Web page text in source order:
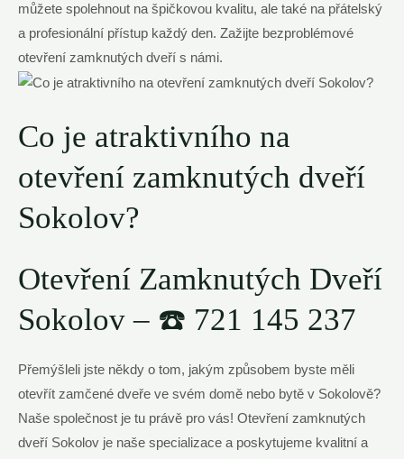
můžete spolehnout na špičkovou kvalitu, ale také na přátelský
a profesionální přístup každý den. Zažijte bezproblémové
otevření zamknutých dveří s námi.
Co je atraktivního na
otevření zamknutých dveří
Sokolov?
Otevření Zamknutých Dveří
Sokolov – ☎️ 721 145 237
Přemýšleli jste někdy o tom, jakým způsobem byste měli
otevřít zamčené dveře ve svém domě nebo bytě v Sokolově?
Naše společnost je tu právě pro vás! Otevření zamknutých
dveří Sokolov je naše specializace a poskytujeme kvalitní a